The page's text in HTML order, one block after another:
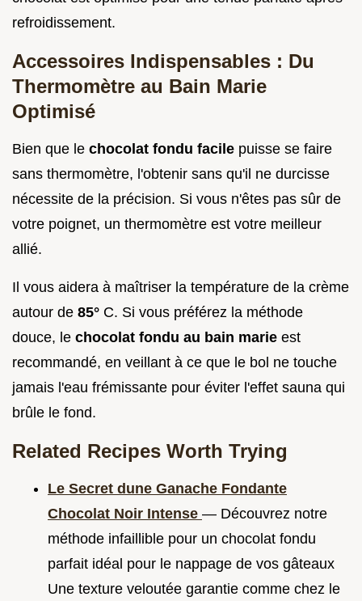
refroidissement.
Accessoires Indispensables : Du
Thermomètre au Bain Marie
Optimisé
Bien que le chocolat fondu facile puisse se faire
sans thermomètre, l'obtenir sans qu'il ne durcisse
nécessite de la précision. Si vous n'êtes pas sûr de
votre poignet, un thermomètre est votre meilleur
allié.
Il vous aidera à maîtriser la température de la crème
autour de 85° C. Si vous préférez la méthode
douce, le chocolat fondu au bain marie est
recommandé, en veillant à ce que le bol ne touche
jamais l'eau frémissante pour éviter l'effet sauna qui
brûle le fond.
Related Recipes Worth Trying
Le Secret dune Ganache Fondante
Chocolat Noir Intense — Découvrez notre
méthode infaillible pour un chocolat fondu
parfait idéal pour le nappage de vos gâteaux
Une texture veloutée garantie comme chez le